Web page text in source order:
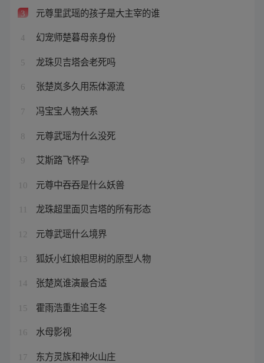
3 元尊里武瑶的孩子是大主宰的谁
4 幻宠师楚暮母亲身份
5 龙珠贝吉塔会老死吗
6 张楚岚多久用炁体源流
7 冯宝宝人物关系
8 元尊武瑶为什么没死
9 艾斯路飞怀孕
10 元尊中吞吞是什么妖兽
龙珠超里面贝吉塔的所有形态
12 元尊武瑶什么境界
13 狐妖小红娘相思树的原型人物
14 张楚岚谁演最合适
15 霍雨浩重生追王冬
16 水母影视
17 东方灵族和神火山庄